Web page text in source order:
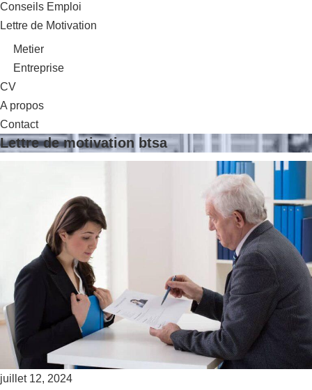
Conseils Emploi
Lettre de Motivation
Metier
Entreprise
CV
A propos
Contact
Lettre de motivation btsa
juillet 12, 2024